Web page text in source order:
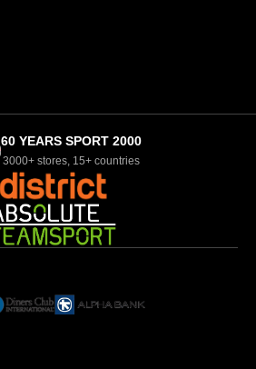
60 YEARS SPORT 2000
3000+ stores, 15+ countries